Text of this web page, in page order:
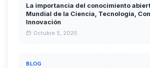
La importancia del conocimiento
Mundial de la Ciencia, Tecnología,
Innovación
Octubre 5, 2025
BLOG